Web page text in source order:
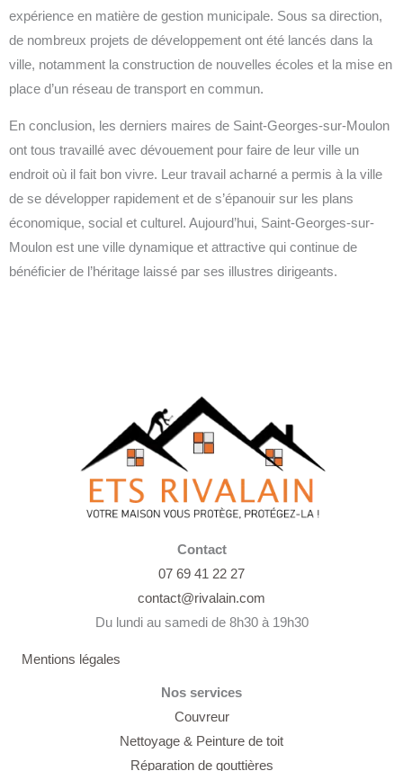
expérience en matière de gestion municipale. Sous sa direction,
de nombreux projets de développement ont été lancés dans la
ville, notamment la construction de nouvelles écoles et la mise en
place d’un réseau de transport en commun.
En conclusion, les derniers maires de Saint-Georges-sur-Moulon
ont tous travaillé avec dévouement pour faire de leur ville un
endroit où il fait bon vivre. Leur travail acharné a permis à la ville
de se développer rapidement et de s’épanouir sur les plans
économique, social et culturel. Aujourd’hui, Saint-Georges-sur-
Moulon est une ville dynamique et attractive qui continue de
bénéficier de l’héritage laissé par ses illustres dirigeants.
Contact
07 69 41 22 27
contact@rivalain.com
Du lundi au samedi de 8h30 à 19h30
Mentions légales
Nos services
Couvreur
Nettoyage & Peinture de toit
Réparation de gouttières